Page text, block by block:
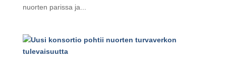
nuorten parissa ja...